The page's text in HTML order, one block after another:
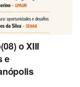
o XIII
e